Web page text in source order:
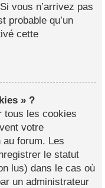
vous n’arrivez pas
probable qu’un
cette
» ?
tous les cookies
votre
forum. Les
le statut
lus) dans le cas où
un administrateur